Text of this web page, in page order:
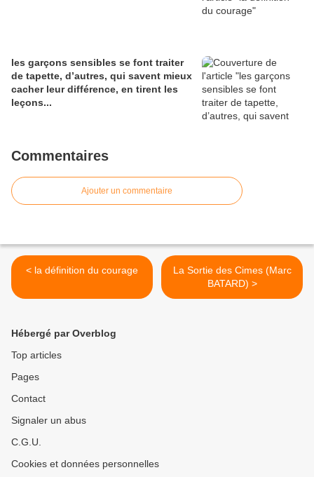
les garçons sensibles se font traiter
de tapette, d’autres, qui savent mieux
cacher leur différence, en tirent les
leçons...
Commentaires
Ajouter un commentaire
< la définition du courage
La Sortie des Cimes (Marc
BATARD) >
Hébergé par Overblog
Top articles
Pages
Contact
Signaler un abus
C.G.U.
Cookies et données personnelles